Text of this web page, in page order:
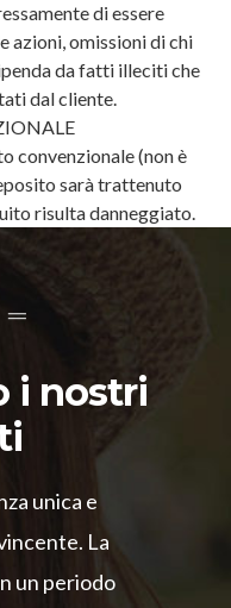
di essere
azioni, omissioni di chi
da fatti illeciti che
dal cliente.
convenzionale (non è
sarà trattenuto
risulta danneggiato.
i nostri
unica e
La
un periodo